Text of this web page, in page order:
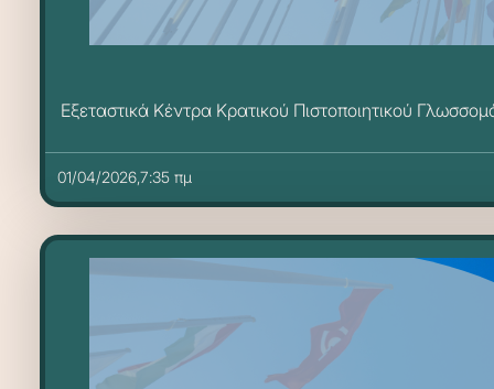
Εξεταστικά Κέντρα Κρατικού Πιστοποιητικού
01/04/2026,7:35 πμ